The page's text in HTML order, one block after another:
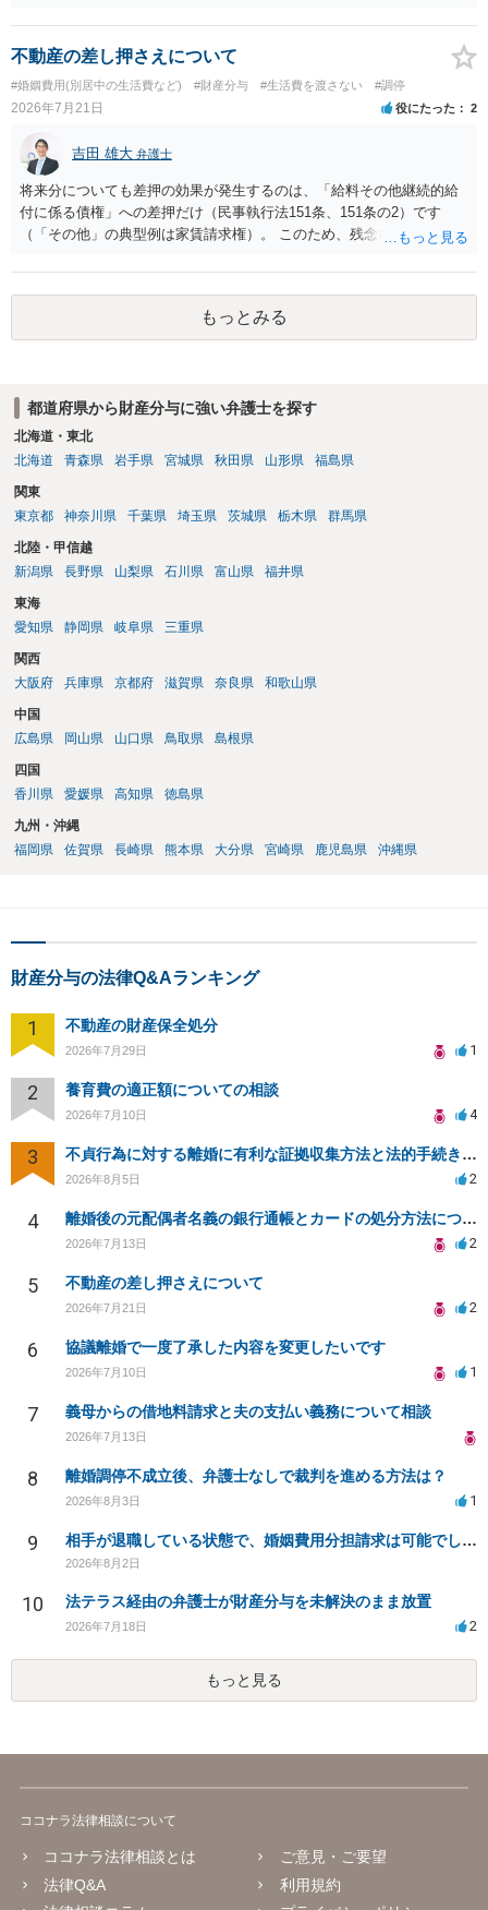
えられます。弁護士へ依頼しているのであれば、担当弁護士とよく相
談してください。
不動産の差し押さえについて
#婚姻費用(別居中の生活費など) #財産分与 #生活費を渡さない #調停
2026年7月21日 役にたった 2
吉田 雄大 弁護士
将来分についても差押の効果が発生するのは、「給料その他継続的給
付に係る債権」への差押だけ（民事執行法151条、151条の2）です
（「その他」の典型例は家賃請求権）。 このため、残念ながらお答え
のみが配当の対象です。
もっとみる
都道府県から財産分与に強い弁護士を探す
北海道・東北
北海道
青森県 岩手県 宮城県 秋田県 山形県 福島県
関東
東京都
神奈川県 千葉県 埼玉県 茨城県 栃木県 群馬県
北陸・甲信越
新潟県
長野県 山梨県 石川県 富山県 福井県
東海
愛知県
静岡県 岐阜県 三重県
関西
大阪府
兵庫県 京都府 滋賀県 奈良県 和歌山県
中国
広島県
岡山県 山口県 鳥取県 島根県
四国
香川県
愛媛県 高知県 徳島県
九州・沖縄
福岡県
佐賀県 長崎県 熊本県 大分県 宮崎県 鹿児島県 沖縄県
財産分与の法律Q&Aランキング
1 不動産の財産保全処分
2026年7月29日 1
2 養育費の適正額についての相談
2026年7月10日 4
3 不貞行為に対する離婚に有利な証拠収集方法と法的手続きについて
2026年8月5日 2
4 離婚後の元配偶者名義の銀行通帳とカードの処分方法について
2026年7月13日 2
5 不動産の差し押さえについて
2026年7月21日 2
6 協議離婚で一度了承した内容を変更したいです
2026年7月10日 1
7 義母からの借地料請求と夫の支払い義務について相談
2026年7月13日
8 離婚調停不成立後、弁護士なしで裁判を進める方法は？
2026年8月3日 1
9 相手が退職している状態で、婚姻費用分担請求は可能でしょうか？
2026年8月2日
10 法テラス経由の弁護士が財産分与を未解決のまま放置
2026年7月18日 2
もっと見る
ココナラ法律相談について
ココナラ法律相談とは
法律Q&A
ご意見・ご要望
利用規約